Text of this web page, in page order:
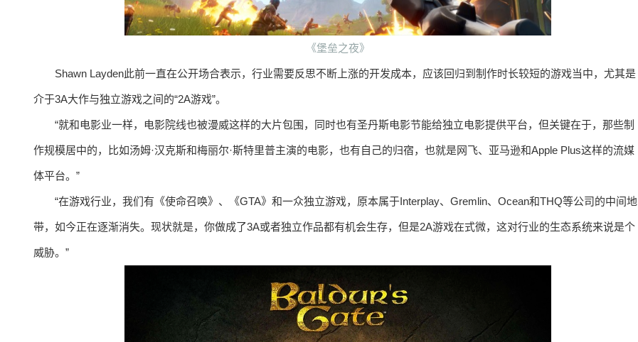
《堡垒之夜》
Shawn Layden此前一直在公开场合表示，行业需要反思不断上涨的开发成本，应该回归到制作时长较短的游戏当中，尤其是
介于3A大作与独立游戏之间的“2A游戏”。
“就和电影业一样，电影院线也被漫威这样的大片包围，同时也有圣丹斯电影节能给独立电影提供平台，但关键在于，那些制
作规模居中的，比如汤姆·汉克斯和梅丽尔·斯特里普主演的电影，也有自己的归宿，也就是网飞、亚马逊和Apple Plus这样的流媒
体平台。”
“在游戏行业，我们有《使命召唤》、《GTA》和一众独立游戏，原本属于Interplay、Gremlin、Ocean和THQ等公司的中间地
带，如今正在逐渐消失。现状就是，你做成了3A或者独立作品都有机会生存，但是2A游戏在式微，这对行业的生态系统来说是个
威胁。”